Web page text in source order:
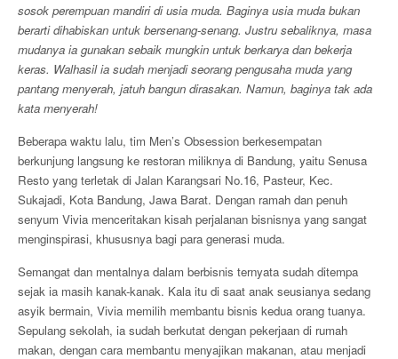
sosok perempuan mandiri di usia muda. Baginya usia muda bukan
berarti dihabiskan untuk bersenang-senang. Justru sebaliknya, masa
mudanya ia gunakan sebaik mungkin untuk berkarya dan bekerja
keras. Walhasil ia sudah menjadi seorang pengusaha muda yang
pantang menyerah, jatuh bangun dirasakan. Namun, baginya tak ada
kata menyerah!
Beberapa waktu lalu, tim Men’s Obsession berkesempatan
berkunjung langsung ke restoran miliknya di Bandung, yaitu Senusa
Resto yang terletak di Jalan Karangsari No.16, Pasteur, Kec.
Sukajadi, Kota Bandung, Jawa Barat. Dengan ramah dan penuh
senyum Vivia menceritakan kisah perjalanan bisnisnya yang sangat
menginspirasi, khususnya bagi para generasi muda.
Semangat dan mentalnya dalam berbisnis ternyata sudah ditempa
sejak ia masih kanak-kanak. Kala itu di saat anak seusianya sedang
asyik bermain, Vivia memilih membantu bisnis kedua orang tuanya.
Sepulang sekolah, ia sudah berkutat dengan pekerjaan di rumah
makan, dengan cara membantu menyajikan makanan, atau menjadi